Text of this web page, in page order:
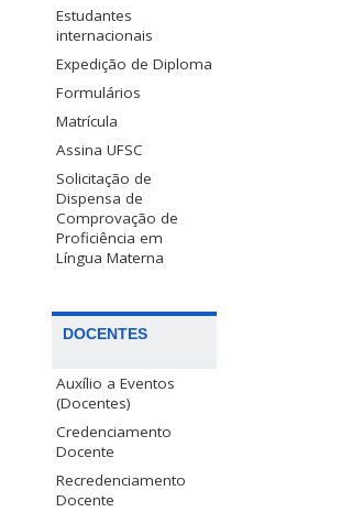
Estudantes
internacionais
Expedição de Diploma
Formulários
Matrícula
Assina UFSC
Solicitação de
Dispensa de
Comprovação de
Proficiência em
Língua Materna
DOCENTES
Auxílio a Eventos
(Docentes)
Credenciamento
Docente
Recredenciamento
Docente